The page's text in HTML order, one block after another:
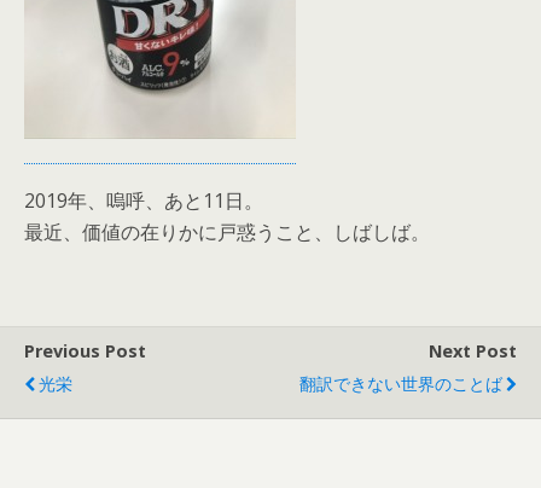
2019年、嗚呼、あと11日。
最近、価値の在りかに戸惑うこと、しばしば。
Previous Post
光栄
Next Post
翻訳できない世界のことば